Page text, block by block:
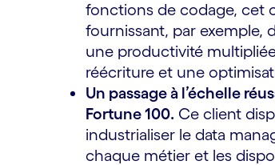
fonctions de codage, cet
fournissant, par exemple,
une productivité
réécriture et une
Un passage à l’échelle
Fortune 100. Ce client
industrialiser le data
chaque métier et les